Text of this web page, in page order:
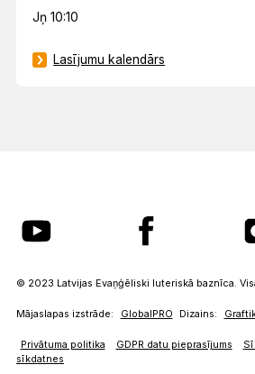
Jņ 10:10
Lasījumu kalendārs
© 2023 Latvijas Evaņģēliski luteriskā baznīca.
Mājaslapas izstrāde: GlobalPRO Dizains:
Privātuma politika GDPR datu pieprasījums
sīkdatnes